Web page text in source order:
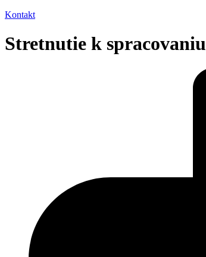
Kontakt
Stretnutie k